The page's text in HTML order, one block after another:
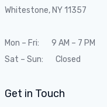
Whitestone, NY 11357
Mon – Fri: 9 AM – 7 PM
Sat – Sun: Closed
Get in Touch